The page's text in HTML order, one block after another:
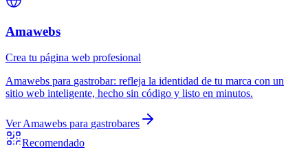
Amawebs
Crea tu página web profesional
Amawebs para gastrobar: refleja la identidad de tu marca con un
sitio web inteligente, hecho sin código y listo en minutos.
VerAmawebs para gastrobares
Recomendado